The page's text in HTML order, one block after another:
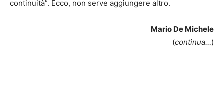
continuità”. Ecco, non serve aggiungere altro.
Mario De Michele
(continua…)